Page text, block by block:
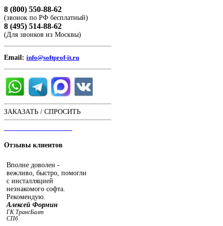
8 (800) 550-88-62
(звонок по РФ бесплатный)
8 (495) 514-88-62
(Для звонков из Москвы)
Email: info@softprof-it.ru
ЗАКАЗАТЬ / СПРОСИТЬ
Отзывы клиентов
Вполне доволен -
вежливо, быстро, помогли
с инсталляцией
незнакомого софта.
Рекомендую.
Алексей Формин
ГК ТрансБалт
СПб